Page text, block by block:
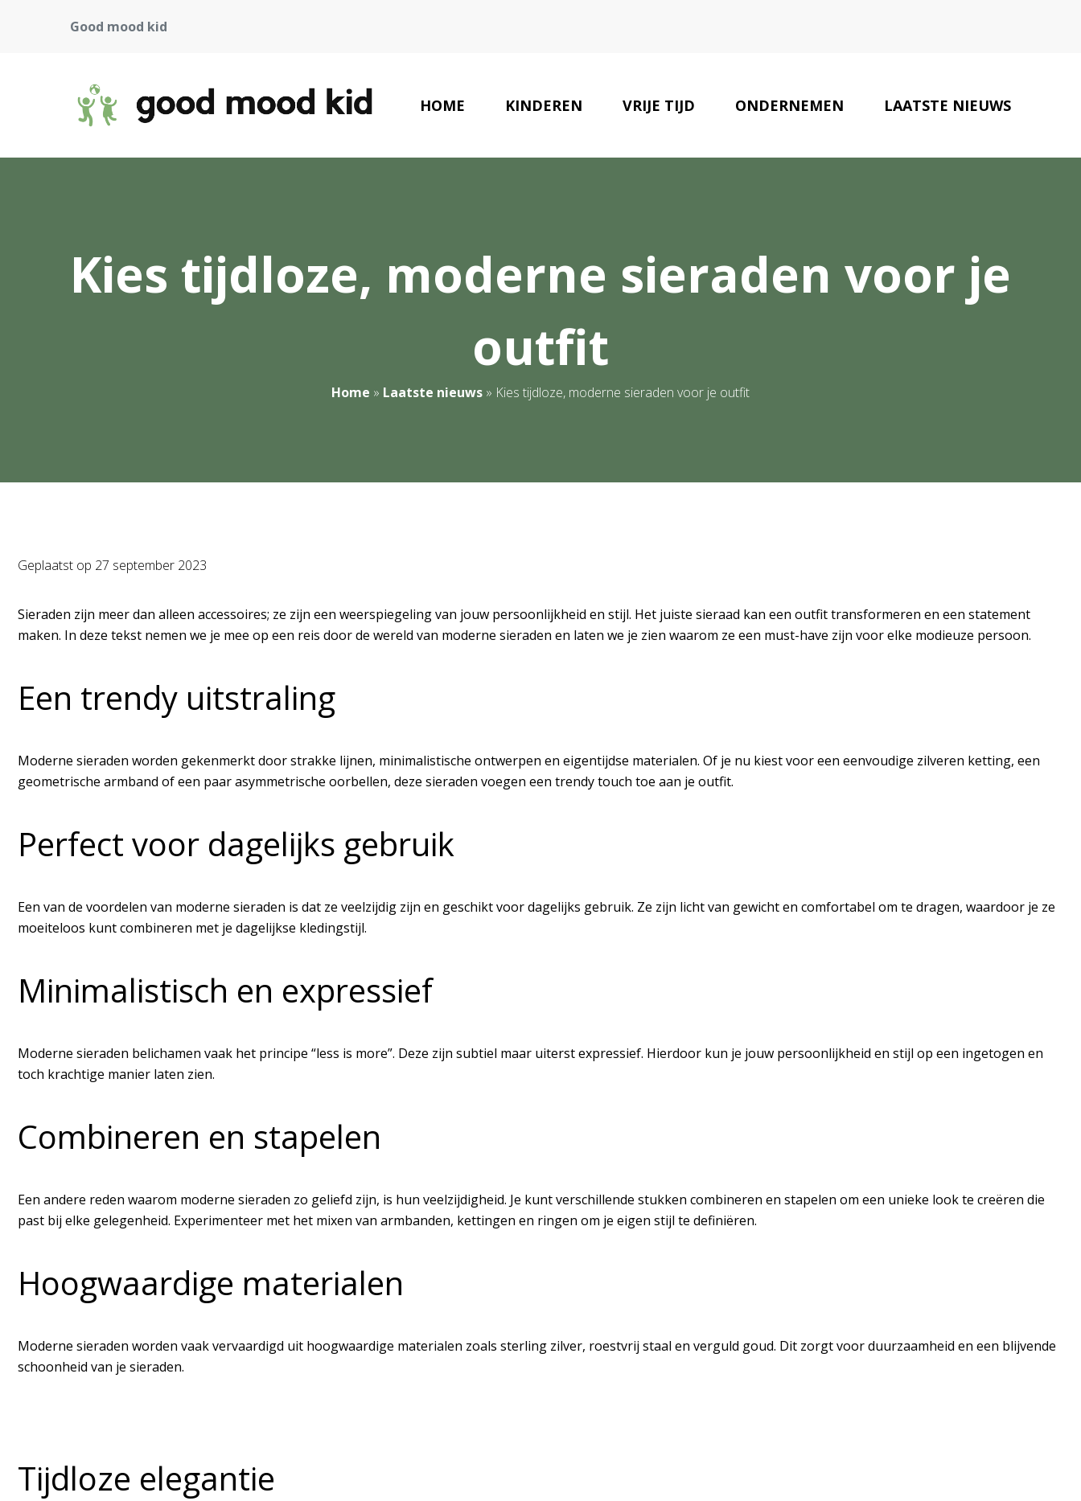
Good mood kid
HOME KINDEREN VRIJE TIJD ONDERNEMEN LAATSTE NIEUWS
Kies tijdloze, moderne sieraden voor je
outfit
Home » Laatste nieuws » Kies tijdloze, moderne sieraden voor je outfit
Geplaatst op 27 september 2023
Sieraden zijn meer dan alleen accessoires; ze zijn een weerspiegeling van jouw persoonlijkheid en stijl. Het juiste sieraad kan een outfit transformeren en een statement
maken. In deze tekst nemen we je mee op een reis door de wereld van moderne sieraden en laten we je zien waarom ze een must-have zijn voor elke modieuze persoon.
Een trendy uitstraling
Moderne sieraden worden gekenmerkt door strakke lijnen, minimalistische ontwerpen en eigentijdse materialen. Of je nu kiest voor een eenvoudige zilveren ketting, een
geometrische armband of een paar asymmetrische oorbellen, deze sieraden voegen een trendy touch toe aan je outfit.
Perfect voor dagelijks gebruik
Een van de voordelen van moderne sieraden is dat ze veelzijdig zijn en geschikt voor dagelijks gebruik. Ze zijn licht van gewicht en comfortabel om te dragen, waardoor je ze
moeiteloos kunt combineren met je dagelijkse kledingstijl.
Minimalistisch en expressief
Moderne sieraden belichamen vaak het principe “less is more”. Deze zijn subtiel maar uiterst expressief. Hierdoor kun je jouw persoonlijkheid en stijl op een ingetogen en
toch krachtige manier laten zien.
Combineren en stapelen
Een andere reden waarom moderne sieraden zo geliefd zijn, is hun veelzijdigheid. Je kunt verschillende stukken combineren en stapelen om een unieke look te creëren die
past bij elke gelegenheid. Experimenteer met het mixen van armbanden, kettingen en ringen om je eigen stijl te definiëren.
Hoogwaardige materialen
Moderne sieraden worden vaak vervaardigd uit hoogwaardige materialen zoals sterling zilver, roestvrij staal en verguld goud. Dit zorgt voor duurzaamheid en een blijvende
schoonheid van je sieraden.
Tijdloze elegantie